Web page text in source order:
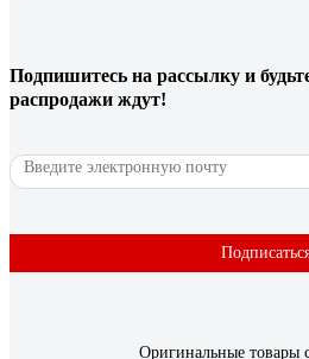
Подпишитесь на рассылку и
распродажи ждут!
Оригинальные товары